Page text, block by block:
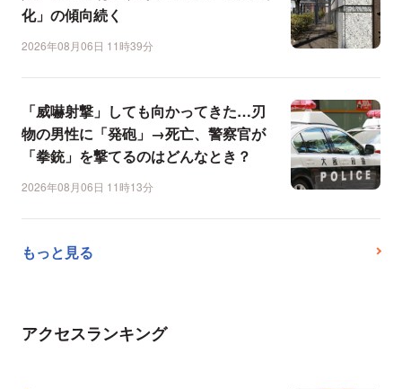
化」の傾向続く
2026年08月06日 11時39分
「威嚇射撃」しても向かってきた…刃
物の男性に「発砲」→死亡、警察官が
「拳銃」を撃てるのはどんなとき？
2026年08月06日 11時13分
もっと見る
アクセスランキング